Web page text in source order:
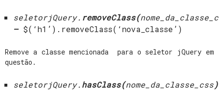
seletorjQuery. removeClass(
– $(‘h1’).removeClass(‘nova_classe’)
Remove a classe mencionada para o seletor jQuery em
questão.
seletorjQuery.hasClass(nome_da_classe_css )